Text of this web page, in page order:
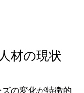
材の現状
の変化が特徴的